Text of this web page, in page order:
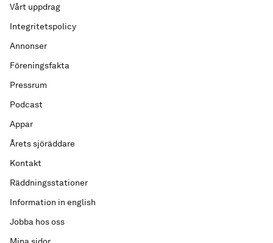
Vårt uppdrag
Integritetspolicy
Annonser
Föreningsfakta
Pressrum
Podcast
Appar
Årets sjöräddare
Kontakt
Räddningsstationer
Information in english
Jobba hos oss